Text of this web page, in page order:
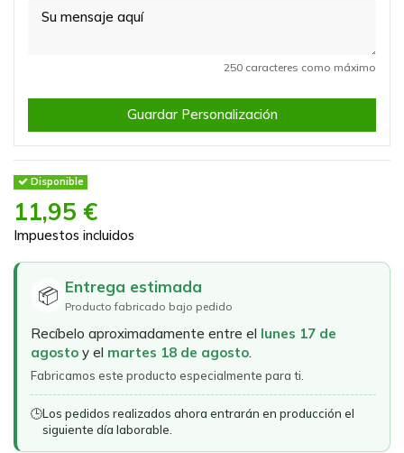
250 caracteres como máximo
Guardar Personalización
Disponible
11,95 €
Impuestos incluidos
📦 Entrega estimada
Producto fabricado bajo pedido
Recíbelo aproximadamente entre el lunes 17 de
agosto y el martes 18 de agosto.
Fabricamos este producto especialmente para ti.
🕒Los pedidos realizados ahora entrarán en producción el
siguiente día laborable.